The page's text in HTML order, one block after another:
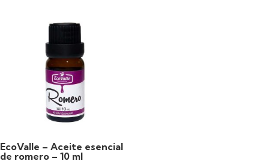
EcoValle – Aceite esencial
de romero – 10 ml